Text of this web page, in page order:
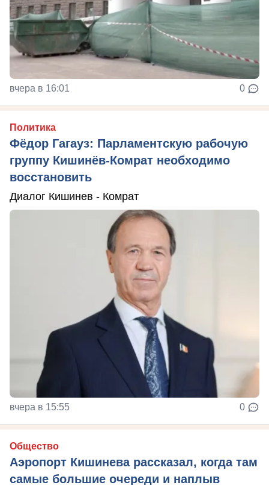
вчера в 16:01 0
Политика
Фёдор Гагауз: Парламентскую рабочую
группу Кишинёв-Комрат необходимо
восстановить
Диалог Кишинев - Комрат
вчера в 15:55 0
Общество
Аэропорт Кишинева рассказал, когда там
самые большие очереди и наплыв